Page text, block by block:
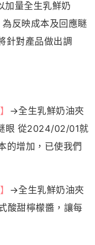
加量全生乳鮮奶
反映成本及回應瞇
針對產品做出調
→全生乳鮮奶油夾
眼 從2024/02/01就
的增加，已使我們
→全生乳鮮奶油夾
酸甜檸檬醬，讓每